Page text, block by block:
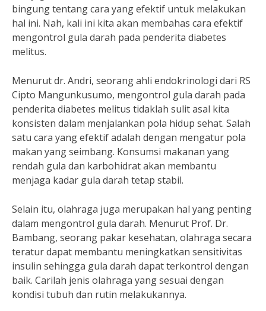
bingung tentang cara yang efektif untuk melakukan
hal ini. Nah, kali ini kita akan membahas cara efektif
mengontrol gula darah pada penderita diabetes
melitus.
Menurut dr. Andri, seorang ahli endokrinologi dari RS
Cipto Mangunkusumo, mengontrol gula darah pada
penderita diabetes melitus tidaklah sulit asal kita
konsisten dalam menjalankan pola hidup sehat. Salah
satu cara yang efektif adalah dengan mengatur pola
makan yang seimbang. Konsumsi makanan yang
rendah gula dan karbohidrat akan membantu
menjaga kadar gula darah tetap stabil.
Selain itu, olahraga juga merupakan hal yang penting
dalam mengontrol gula darah. Menurut Prof. Dr.
Bambang, seorang pakar kesehatan, olahraga secara
teratur dapat membantu meningkatkan sensitivitas
insulin sehingga gula darah dapat terkontrol dengan
baik. Carilah jenis olahraga yang sesuai dengan
kondisi tubuh dan rutin melakukannya.